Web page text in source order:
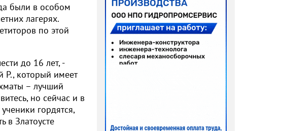
были в особом
лагерях.
по этой
до 16 лет, -
Р., который имеет
– лучший
но сейчас и в
гордятся,
в Златоусте